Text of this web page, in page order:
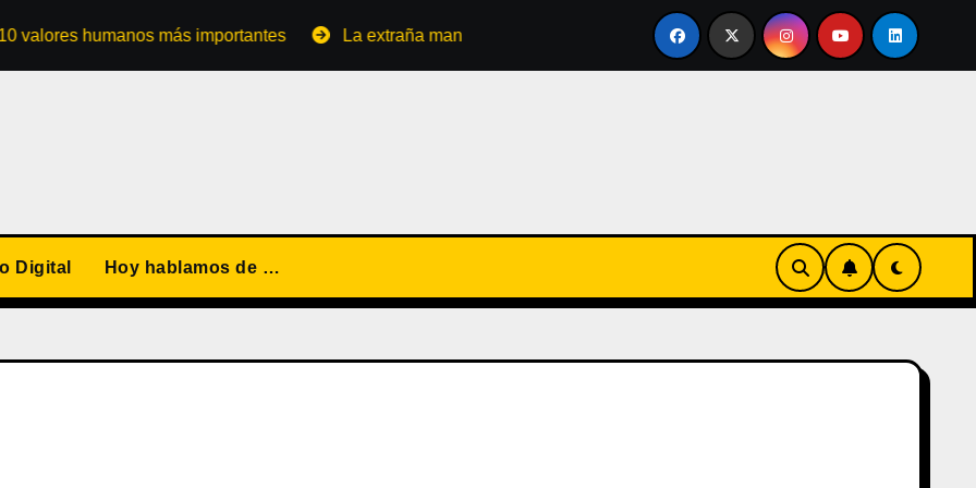
humanos más importantes La extraña manera de convertirse en familia El primer tour de la India Chiquitina
Digital Hoy hablamos de …